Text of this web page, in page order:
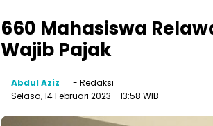
660 Mahasiswa
Wajib Pajak
Abdul Aziz
- Redaksi
Selasa, 14 Februari 2023 - 13:58 WIB